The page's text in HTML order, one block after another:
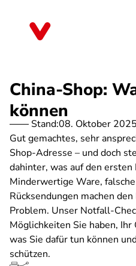
China-Shop:
können
Stand:08. Oktober 2025
Gut gemachtes, sehr
Shop-Adresse – und doch
dahinter, was auf den
Minderwertige Ware,
Rücksendungen machen
Problem. Unser Notfall-
Möglichkeiten Sie haben, Ihr
was Sie dafür tun können
schützen.